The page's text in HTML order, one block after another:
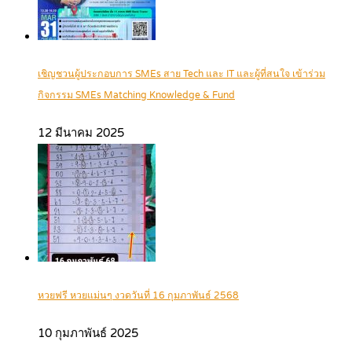
เชิญชวนผู้ประกอบการ SMEs สาย Tech และ IT และผู้ที่สนใจ เข้าร่วม
กิจกรรม SMEs Matching Knowledge & Fund
12 มีนาคม 2025
หวยฟรี หวยแม่นๆ งวดวันที่ 16 กุมภาพันธ์ 2568
10 กุมภาพันธ์ 2025